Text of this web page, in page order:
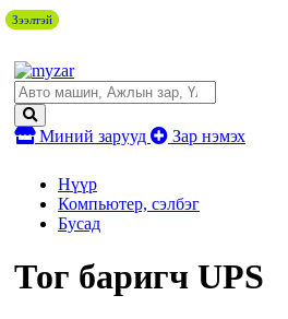
Миний зарууд Зар нэмэх
Нүүр
Компьютер, сэлбэг
Бусад
Тог баригч UPS
Зээлтэй
Зээлтэй